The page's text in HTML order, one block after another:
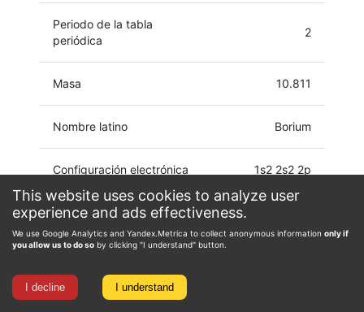
This website uses cookies to analyze user
experience and ads effectiveness.
We use Google Analytics and Yandex.Metrica to collect anonymous information only if
you allow us to do so by clicking "I understand" button.
I decline I understand
Periodo de la tabla
periódica
2
Masa 10.811
Nombre latino Borium
Configuración electrónica 1s2 2s2 2p
Estado de oxidación -5, -1, 0, 1, 2, 3